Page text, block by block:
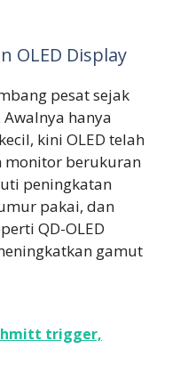
OLED Display
pesat sejak
hanya
kini OLED telah
monitor berukuran
peningkatan
pakai, dan
QD-OLED
gamut
trigger,